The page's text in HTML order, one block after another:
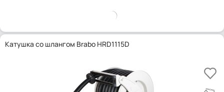
Катушка со шлангом Brabo HRD1115D